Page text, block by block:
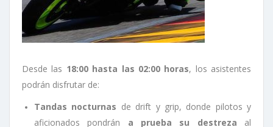
Desde las 18:00 hasta las 02:00 horas, los asistentes
podrán disfrutar de:
Tandas nocturnas de drift y grip, donde pilotos y
aficionados pondrán a prueba su destreza al